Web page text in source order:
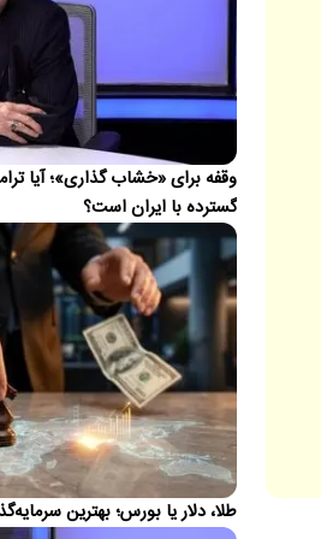
زمین‌لرزه‌ای به بزرگی
لرزاند.
واکنش محمدباقر خرازی به
محمدباقر خرازی به بیانیه تکذیبیه
جزئیات متن اولیۀ طرح
منتشر شد
عضو هیئت‌رئیسه مجلس گفت: متن
تأمین امنیت و پیشرفت پایدار تنگۀ
کمیسیون…
پزشکیان: ۴۷ سال
می‌گویند الان وقتش نیست!
مسعود
می‌گویند الان وقتش نیست! ایران
تبعش…
ضرغامی: تغییر ریل،
سوزی نکنیم
وقفه برای «خشاب گذاری»؛ آیا
گسترده با ایران است؟
طلا، دلار یا بورس؛ بهترین